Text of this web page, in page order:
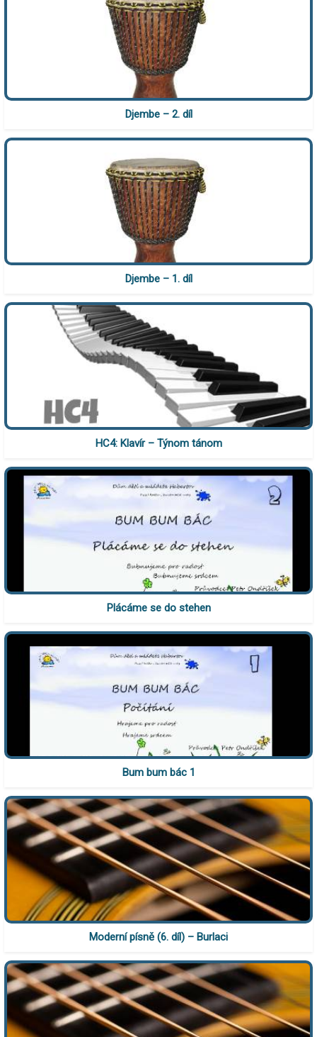
Djembe – 2. díl
Djembe – 1. díl
HC4: Klavír – Týnom tánom
Plácáme se do stehen
Bum bum bác 1
Moderní písně (6. díl) – Burlaci